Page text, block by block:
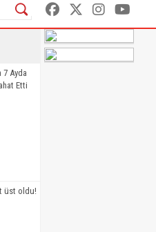
7 Ayda
Etti
üst oldu!